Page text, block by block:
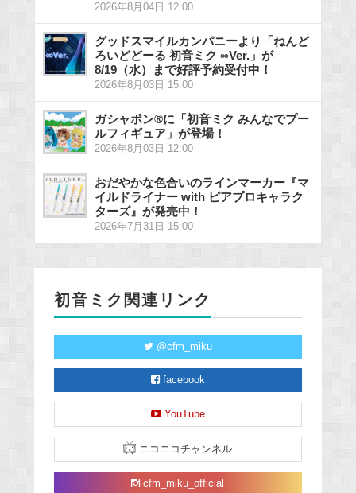
2026年8月04日 12:00
グッドスマイルカンパニーより「ねんど
ろいどどーる 初音ミク ∞Ver.」が
8/19（水）まで好評予約受付中！
2026年8月03日 15:00
ガシャポン®に「初音ミク みんなでプー
ルフィギュア」が登場！
2026年8月03日 12:00
おだやかな色合いのラインマーカー『マ
イルドライナー with ピアプロキャラク
ターズ』が発売中！
2026年7月31日 15:00
初音ミク関連リンク
@cfm_miku
facebook
YouTube
ニコニコチャンネル
cfm_miku_official